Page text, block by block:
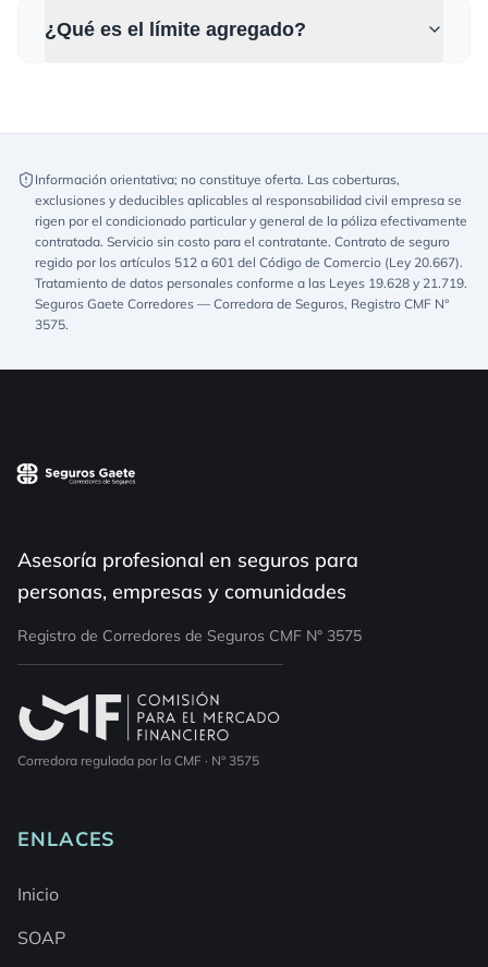
¿Qué es el límite agregado?
Información orientativa; no constituye oferta. Las coberturas,
exclusiones y deducibles aplicables al responsabilidad civil empresa se
rigen por el condicionado particular y general de la póliza efectivamente
contratada. Servicio sin costo para el contratante. Contrato de seguro
regido por los artículos 512 a 601 del Código de Comercio (Ley 20.667).
Tratamiento de datos personales conforme a las Leyes 19.628 y 21.719.
Seguros Gaete Corredores — Corredora de Seguros, Registro CMF N°
3575.
Asesoría profesional en seguros para
personas, empresas y comunidades
Registro de Corredores de Seguros CMF N° 3575
Corredora regulada por la CMF · N° 3575
ENLACES
Inicio
SOAP